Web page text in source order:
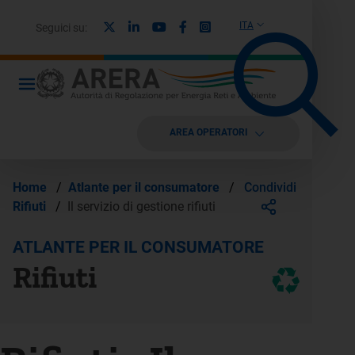
ITA
Seguici su: LinkedinYoutubeFacebook
Instagram
AREA OPERATORI
Home / Atlante per il consumatore
/
Rifiuti
/ Il servizio di gestione rifiuti
Condividi
ATLANTE PER IL CONSUMATORE
Rifiuti